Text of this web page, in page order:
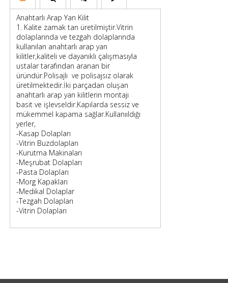
Anahtarlı Arap Yan Kilit
1. Kalite zamak tan üretilmiştir.Vitrin
dolaplarında ve tezgah dolaplarında
kullanılan anahtarlı arap yan
kilitler,kaliteli ve dayanıklı çalışmasıyla
ustalar tarafından aranan bir
üründür.Polisajlı ve polisajsız olarak
üretilmektedir.İki parçadan oluşan
anahtarlı arap yan kilitlerin montajı
basit ve işlevseldir.Kapılarda sessiz ve
mükemmel kapama sağlar.Kullanııldığı
yerler,
-Kasap Dolapları
-Vitrin Buzdolapları
-Kurutma Makinaları
-Meşrubat Dolapları
-Pasta Dolapları
-Morg Kapakları
-Medikal Dolaplar
-Tezgah Dolapları
-Vitrin Dolapları